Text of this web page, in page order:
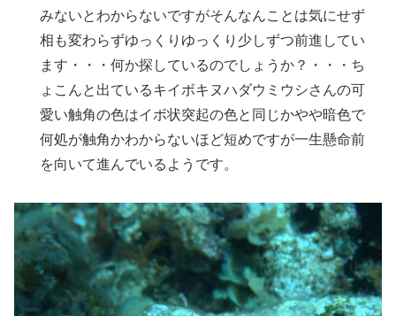
みないとわからないですがそんなんことは気にせず
相も変わらずゆっくりゆっくり少しずつ前進してい
ます・・・何か探しているのでしょうか？・・・ち
ょこんと出ているキイボキヌハダウミウシさんの可
愛い触角の色はイボ状突起の色と同じかやや暗色で
何処が触角かわからないほど短めですが一生懸命前
を向いて進んでいるようです。